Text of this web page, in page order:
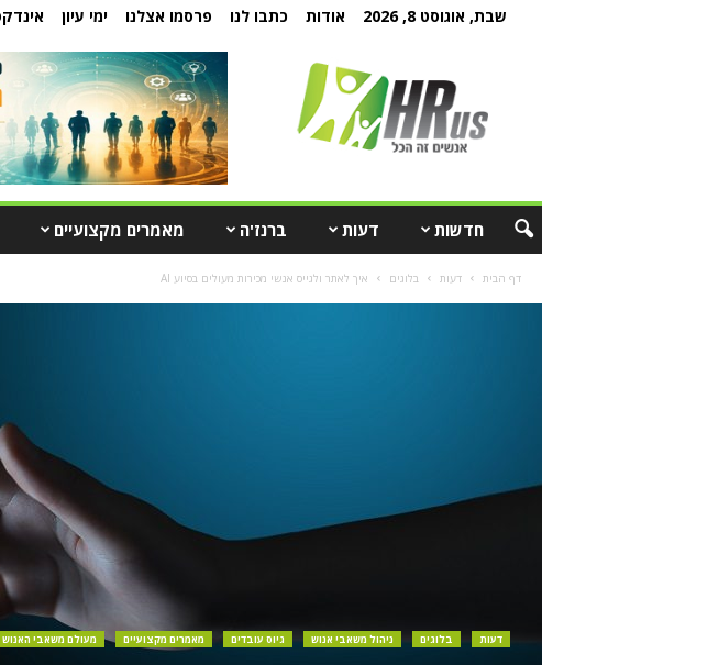
שבת, אוגוסט 8, 2026 אודות כתבו לנו פרסמו אצלנו ימי עיון
חדשות דעות ברנז'ה מאמרים מקצועיים
דף הבית דעות בלוגים איך לאתר ולגייס אנשי מכירות מעולים בסיוע AI
דעות בלוגים ניהול משאבי אנוש גיוס עובדים מאמרים מקצועיים מעולם משאבי האנוש